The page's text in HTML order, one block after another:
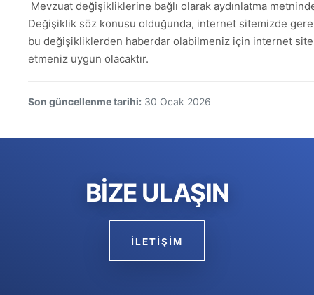
Mevzuat değişikliklerine bağlı olarak aydınlatma
Değişiklik söz konusu olduğunda, internet sitemizde
bu değişikliklerden haberdar olabilmeniz için internet
etmeniz uygun olacaktır.
Son güncellenme tarihi: 30 Ocak 2026
BİZE ULAŞIN
İLETİŞİM